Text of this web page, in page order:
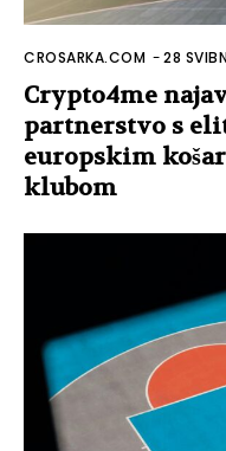
CROSARKA.COM -28
Crypto4me
partnerstvo s
europskim
klubom